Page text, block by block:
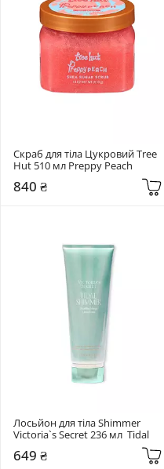
Скраб для тіла Цукровий Tree
Hut 510 мл Preppy Peach
840 ₴
Лосьйон для тіла Shimmer
Victoria`s Secret 236 мл  Tidal
649 ₴